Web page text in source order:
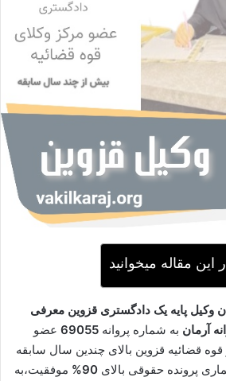
مقاله میخوانید
وکیل پایه یک دادگستری قزوین معرفی
آرمان به شماره پروانه 69055 عضو
قضائیه قزوین بالای چندین سال سابقه
پرونده حقوقی بالای 90%
موفقیت،به